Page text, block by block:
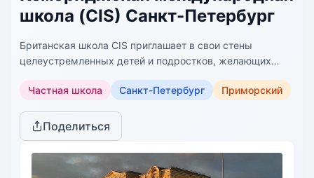
школа (CIS) Санкт-Петербург
Британская школа CIS приглашает в свои стены
целеустремленных детей и подростков, желающих
Частная школа
Санкт-Петербург Приморский
Поделиться